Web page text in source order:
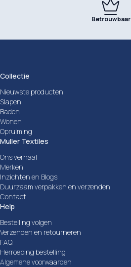
Betrouwbaar
Collectie
Nieuwste producten
Slapen
Baden
Wonen
Opruiming
Muller Textiles
Ons verhaal
Merken
Inzichten en Blogs
Duurzaam verpakken en verzenden
Contact
Help
Bestelling volgen
Verzenden en retourneren
FAQ
Herroeping bestelling
Algemene voorwaarden